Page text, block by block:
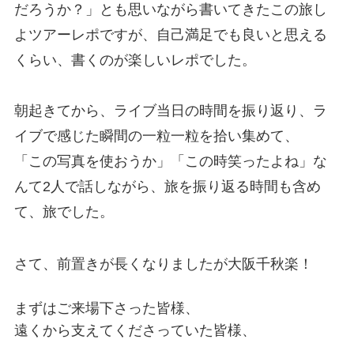
だろうか？」とも思いながら書いてきたこの旅し
よツアーレポですが、自己満足でも良いと思える
くらい、書くのが楽しいレポでした。
朝起きてから、ライブ当日の時間を振り返り、ラ
イブで感じた瞬間の一粒一粒を拾い集めて、
「この写真を使おうか」「この時笑ったよね」な
んて2人で話しながら、旅を振り返る時間も含め
て、旅でした。
さて、前置きが長くなりましたが大阪千秋楽！
まずはご来場下さった皆様、
遠くから支えてくださっていた皆様、